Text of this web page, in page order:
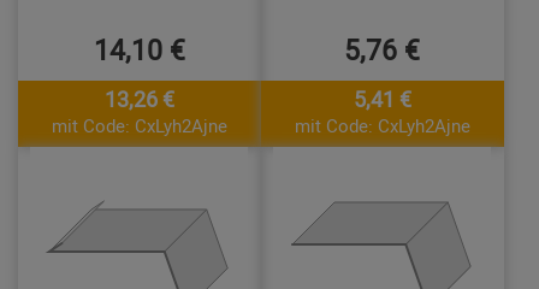
14,10 €
13,26 €
mit Code: CxLyh2Ajne
5,76 €
5,41 €
mit Code: CxLyh2Ajne